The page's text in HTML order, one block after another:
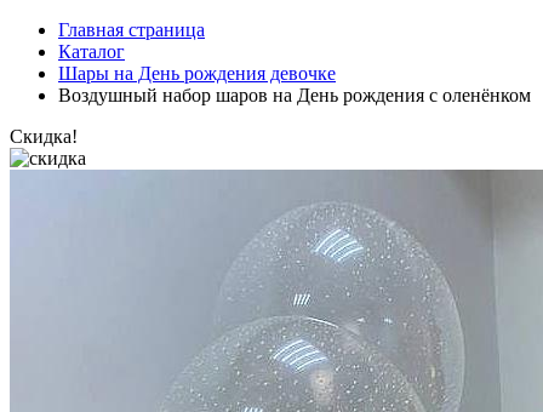
Главная страница
Каталог
Шары на День рождения девочке
Воздушный набор шаров на День рождения с оленёнком
Скидка!